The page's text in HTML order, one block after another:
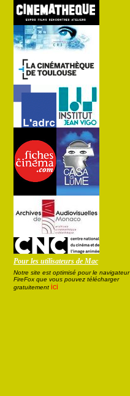
Pour les utilisateurs de Mac
Notre site est optimisé pour le navigateur
FireFox que vous pouvez télécharger
gratuitement ici